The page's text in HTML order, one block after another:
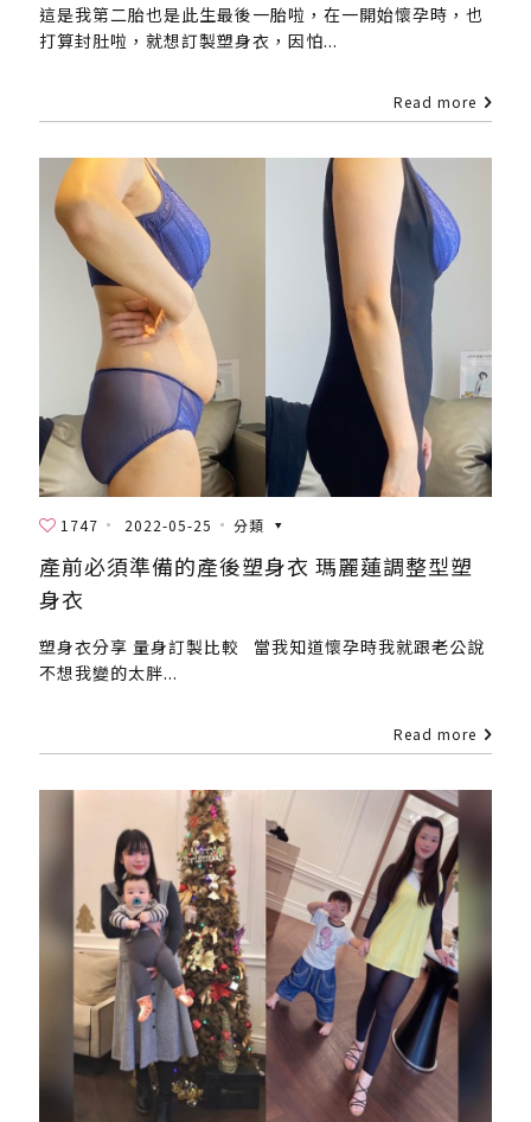
這是我第二胎也是此生最後一胎啦，在一開始懷孕時，也
打算封肚啦，就想訂製塑身衣，因怕...
Read more
1747 2022-05-25 分類
產前必須準備的產後塑身衣 瑪麗蓮調整型塑
身衣
塑身衣分享 量身訂製比較 當我知道懷孕時我就跟老公說
不想我變的太胖...
Read more